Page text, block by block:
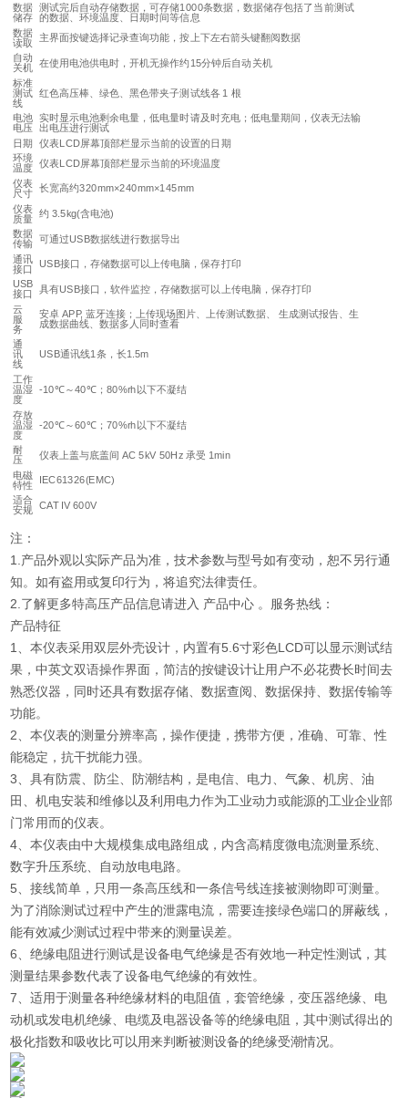
数据
储存
测试完后自动存储数据，可存储1000条数据，数据储存包括了当前测试
的数据、环境温度、日期时间等信息
数据
读取
主界面按键选择记录查询功能，按上下左右箭头键翻阅数据
自动
关机 在使用电池供电时，开机无操作约15分钟后自动关机
标准
测试
线
红色高压棒、绿色、黑色带夹子测试线各 1 根
电池
电压
实时显示电池剩余电量，低电量时请及时充电；低电量期间，仪表无法输
出电压进行测试
日期 仪表LCD屏幕顶部栏显示当前的设置的日期
环境
温度 仪表LCD屏幕顶部栏显示当前的环境温度
仪表
尺寸 长宽高约320mm×240mm×145mm
仪表
质量 约 3.5kg(含电池)
数据
传输 可通过USB数据线进行数据导出
通讯
接口
USB接口，存储数据可以上传电脑，保存打印
USB
接口
具有USB接口，软件监控，存储数据可以上传电脑，保存打印
云
服
务
安卓 APP, 蓝牙连接；上传现场图片、上传测试数据、 生成测试报告、生
成数据曲线、数据多人同时查看
通
讯
线
USB通讯线1条，长1.5m
工作
温湿
度
-10℃～40℃；80%rh以下不凝结
存放
温湿
度
-20℃～60℃；70%rh以下不凝结
耐
压 仪表上盖与底盖间 AC 5kV 50Hz 承受 1min
电磁
特性 IEC61326(EMC)
适合
安规 CAT IV 600V
注：
1.产品外观以实际产品为准，技术参数与型号如有变动，恕不另行通
知。如有盗用或复印行为，将追究法律责任。
2.了解更多特高压产品信息请进入 产品中心 。服务热线：
产品特征
1、本仪表采用双层外壳设计，内置有5.6寸彩色LCD可以显示测试结
果，中英文双语操作界面，简洁的按键设计让用户不必花费长时间去
熟悉仪器，同时还具有数据存储、数据查阅、数据保持、数据传输等
功能。
2、本仪表的测量分辨率高，操作便捷，携带方便，准确、可靠、性
能稳定，抗干扰能力强。
3、具有防震、防尘、防潮结构，是电信、电力、气象、机房、油
田、机电安装和维修以及利用电力作为工业动力或能源的工业企业部
门常用而的仪表。
4、本仪表由中大规模集成电路组成，内含高精度微电流测量系统、
数字升压系统、自动放电电路。
5、接线简单，只用一条高压线和一条信号线连接被测物即可测量。
为了消除测试过程中产生的泄露电流，需要连接绿色端口的屏蔽线，
能有效减少测试过程中带来的测量误差。
6、绝缘电阻进行测试是设备电气绝缘是否有效地一种定性测试，其
测量结果参数代表了设备电气绝缘的有效性。
7、适用于测量各种绝缘材料的电阻值，套管绝缘，变压器绝缘、电
动机或发电机绝缘、电缆及电器设备等的绝缘电阻，其中测试得出的
极化指数和吸收比可以用来判断被测设备的绝缘受潮情况。